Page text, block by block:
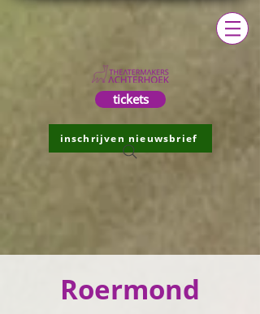
tickets
inschrijven nieuwsbrief
Roermond